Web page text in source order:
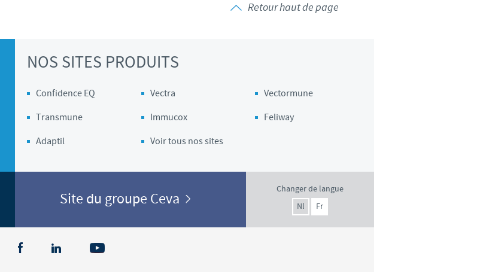
Retour haut de page
NOS SITES PRODUITS
Confidence EQ Vectra
Vectormune
Transmune
Immucox
Feliway
Adaptil
Voir tous nos sites
Site du groupe Ceva
Changer de langue
Nl
Fr